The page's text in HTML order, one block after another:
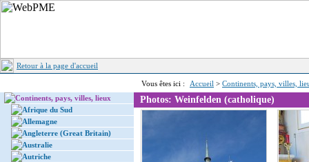
Retour à la page d'accueil
Vous êtes ici : Accueil > Continents, pays, villes,
Continents, pays, villes, lieux
Afrique du Sud
Allemagne
Angleterre (Great Britain)
Australie
Autriche
Photos: Weinfelden (catholique)